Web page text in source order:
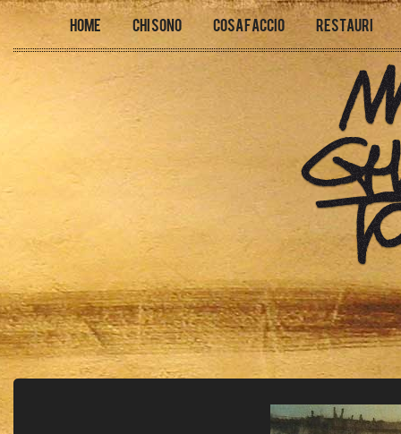
Home Chi sono Cosa faccio Restauri